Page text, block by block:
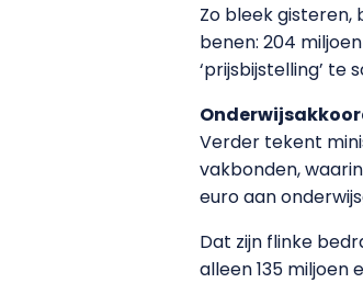
Zo bleek gisteren,
benen: 204
‘prijsbijstelling’ te
Verder tekent
vakbonden,
euro aan
Dat zijn flinke
alleen 135